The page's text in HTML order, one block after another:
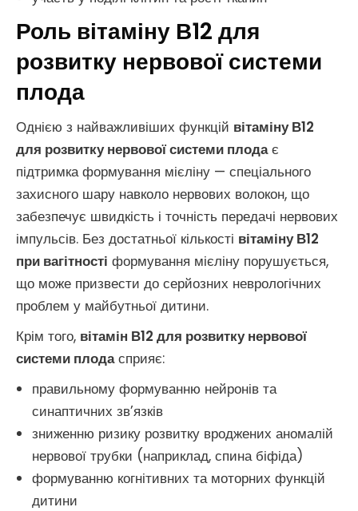
Роль вітаміну В12 для
розвитку нервової системи
плода
Однією з найважливіших функцій вітаміну В12
для розвитку нервової системи плодає
підтримка формування мієліну — спеціального
захисного шару навколо нервових волокон, що
забезпечує швидкість і точність передачі нервових
імпульсів. Без достатньої кількості вітаміну В12
при вагітності формування мієліну порушується,
що може призвести до серйозних неврологічних
проблем у майбутньої дитини.
Крім того, вітамін В12 для розвитку нервової
системи плодасприяє:
правильному формуванню нейронів та
синаптичних зв’язків
зниженню ризику розвитку вроджених аномалій
нервової трубки (наприклад, спина біфіда)
формуванню когнітивних та моторних функцій
дитини